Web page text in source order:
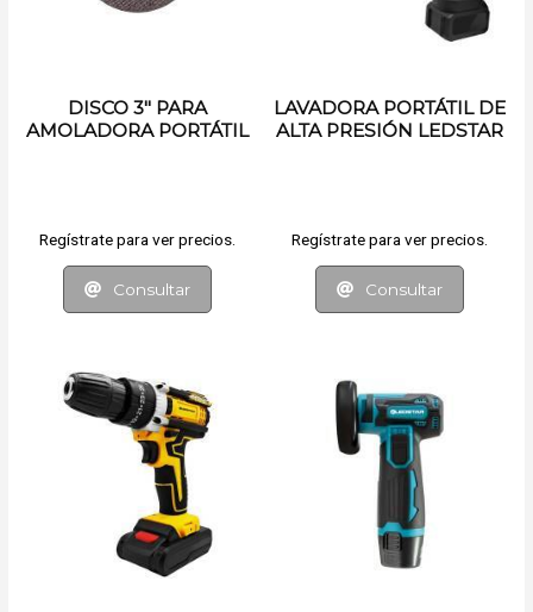
DISCO 3" PARA
AMOLADORA PORTÁTIL
Regístrate para ver precios.
Consultar
LAVADORA PORTÁTIL DE
ALTA PRESIÓN LEDSTAR
Regístrate para ver precios.
Consultar